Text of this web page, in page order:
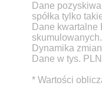
Dane
spółka tylko
Dane
skumulowanych.
Dynamika
Dane w tys. PLN
* Wartości